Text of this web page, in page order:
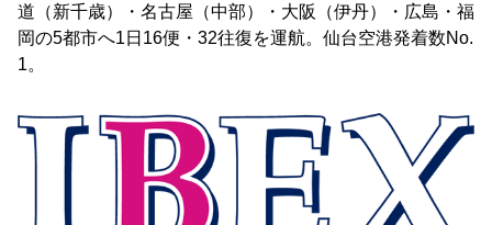
道（新千歳）・名古屋（中部）・大阪（伊丹）・広島・福
岡の5都市へ1日16便・32往復を運航。仙台空港発着数No.
1。